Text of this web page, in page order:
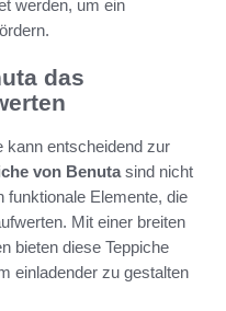
werden, um ein
das
kann entscheidend zur
von Benutasind nicht
funktionale Elemente, die
Mit einer breiten
bieten diese Teppiche
einladender zu gestalten